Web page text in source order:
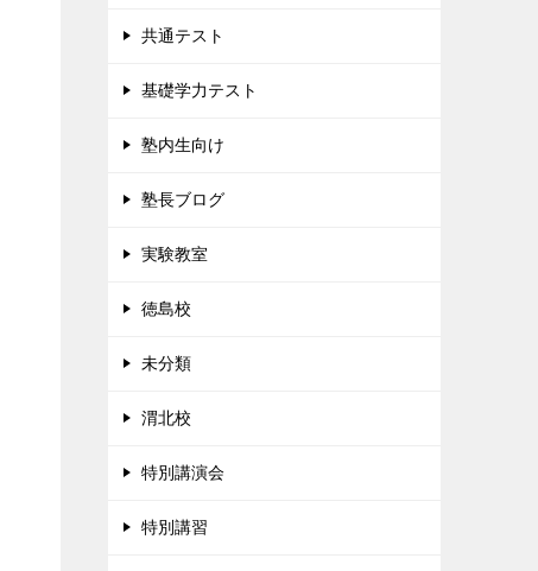
共通テスト
基礎学力テスト
塾内生向け
塾長ブログ
実験教室
徳島校
未分類
渭北校
特別講演会
特別講習